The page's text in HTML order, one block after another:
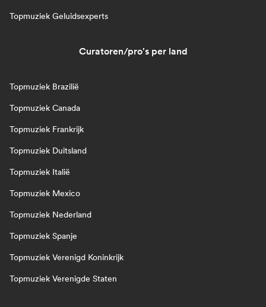
Topmuziek Geluidsexperts
Curatoren/pro's per land
Topmuziek Brazilië
Topmuziek Canada
Topmuziek Frankrijk
Topmuziek Duitsland
Topmuziek Italië
Topmuziek Mexico
Topmuziek Nederland
Topmuziek Spanje
Topmuziek Verenigd Koninkrijk
Topmuziek Verenigde Staten